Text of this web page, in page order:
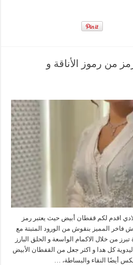
ابيض 2025 رمز من رموز الأناقة و
اقدم لكم قفطان أبيض حيث يعتبر رمز
فاخر المميز بنقوش من الورود المتبتة مع
من خلال الاكمام الواسعة و الحلق البارز
كل هدا و اكثر جعل من القفطان الأبيض
أيضًا النقاء والبساطة، …